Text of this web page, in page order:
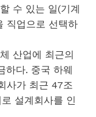
수 있는 일(기계
직업으로 선택하
산업에 최근의
하다. 중국 하웨
사가 최근 47조
설계회사를 인